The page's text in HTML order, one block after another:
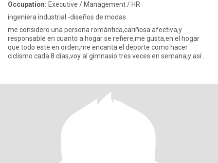
Occupation: Executive / Management / HR
ingeniera industrial -diseños de modas
me considero una persona romántica,cariñosa afectiva,y
responsable en cuanto a hogar se refiere,me gusta,en el hogar
que todo este en orden,me encanta el deporte como hacer
ciclismo cada 8 días,voy al gimnasio tres veces en semana,y así